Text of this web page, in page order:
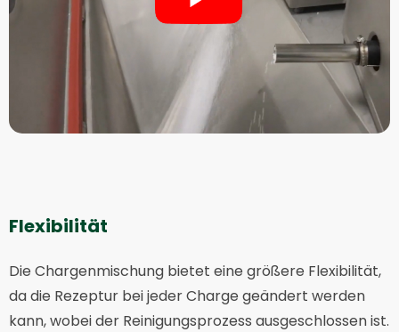
Flexibilität
Die Chargenmischung bietet eine größere Flexibilität,
da die Rezeptur bei jeder Charge geändert werden
kann, wobei der Reinigungsprozess ausgeschlossen ist.